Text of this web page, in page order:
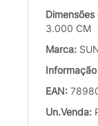
3.000 CM
Marca:
EAN:
Un.Venda: